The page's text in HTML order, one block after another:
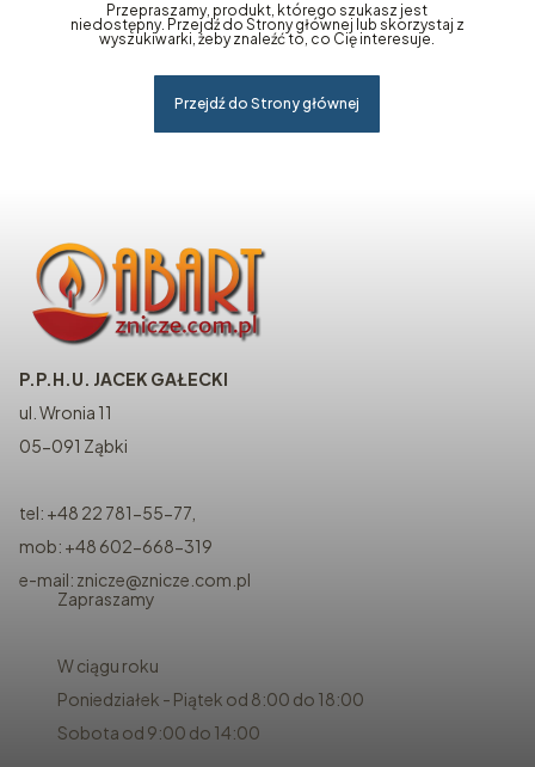
Przepraszamy, produkt, którego szukasz jest
niedostępny. Przejdź do Strony głównej lub skorzystaj z
wyszukiwarki, żeby znaleźć to, co Cię interesuje.
Przejdź do Strony głównej
P.P.H.U. JACEK GAŁECKI
ul. Wronia 11
05-091 Ząbki
tel: +48 22 781-55-77,
mob: +48 602-668-319
e-mail: znicze@znicze.com.pl
Zapraszamy
W ciągu roku
Poniedziałek - Piątek od 8:00 do 18:00
Sobota od 9:00 do 14:00